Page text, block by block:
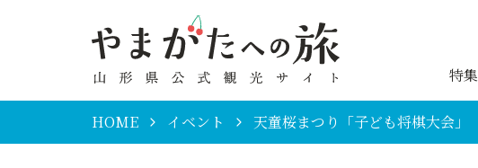
特集
HOME イベント 天童桜まつり「子ども将棋大会」